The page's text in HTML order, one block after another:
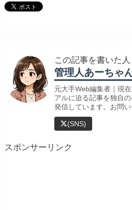
この記事を書いた人
管理人あーちゃ
元大手Web編集者｜現
アルに迫る記事を独自
発信しています。お問
(SNS)
スポンサーリンク